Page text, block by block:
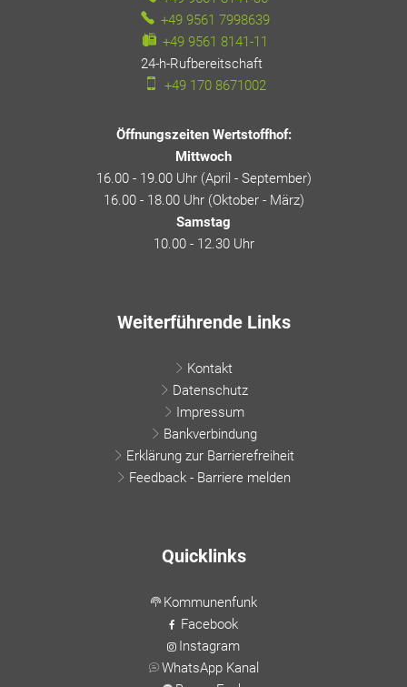
+49 9561 7998639
+49 9561 8141-11
24-h-Rufbereitschaft
+49 170 8671002
Öffnungszeiten Wertstoffhof:
Mittwoch
16.00 - 19.00 Uhr (April - September)
16.00 - 18.00 Uhr (Oktober - März)
Samstag
10.00 - 12.30 Uhr
Weiterführende Links
Kontakt
Datenschutz
Impressum
Bankverbindung
Erklärung zur Barrierefreiheit
Feedback - Barriere melden
Quicklinks
Kommunenfunk
Facebook
Instagram
WhatsApp Kanal